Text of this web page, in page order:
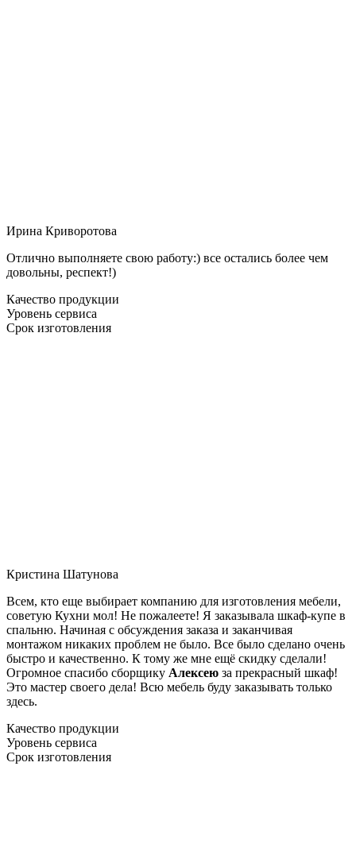
Ирина Криворотова
Отлично выполняете свою работу:) все остались более чем
довольны, респект!)
Качество продукции
Уровень сервиса
Срок изготовления
Кристина Шатунова
Всем, кто еще выбирает компанию для изготовления мебели,
советую Кухни мол! Не пожалеете! Я заказывала шкаф-купе в
спальню. Начиная с обсуждения заказа и заканчивая
монтажом никаких проблем не было. Все было сделано очень
быстро и качественно. К тому же мне ещё скидку сделали!
Огромное спасибо сборщику Алексею за прекрасный шкаф!
Это мастер своего дела! Всю мебель буду заказывать только
здесь.
Качество продукции
Уровень сервиса
Срок изготовления